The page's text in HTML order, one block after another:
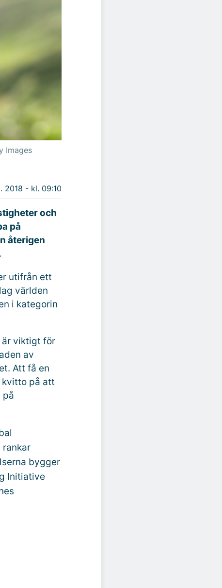
Images
2018 - kl. 09:10
och
på
återigen
utifrån ett
världen
i kategorin
är viktigt för
av
Att få en
kvitto på att
på
rankar
bygger
Initiative